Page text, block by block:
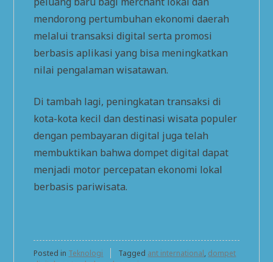
mendorong pertumbuhan ekonomi daerah
melalui transaksi digital serta promosi
berbasis aplikasi yang bisa meningkatkan
nilai pengalaman wisatawan.
Di tambah lagi, peningkatan transaksi di
kota-kota kecil dan destinasi wisata populer
dengan pembayaran digital juga telah
membuktikan bahwa dompet digital dapat
menjadi motor percepatan ekonomi lokal
berbasis pariwisata.
Posted in Teknologi Tagged ant international, dompet